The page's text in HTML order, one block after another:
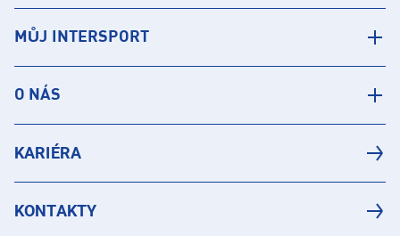
MŮJ INTERSPORT
O NÁS
KARIÉRA
KONTAKTY